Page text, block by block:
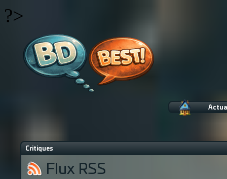
?>
Critiques
Flux RSS